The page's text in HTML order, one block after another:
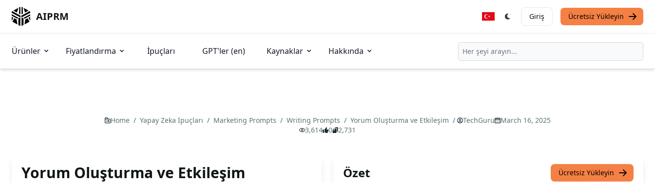
AIPRM Giriş Ücretsiz Yükleyin
Ürünler Fiyatlandırma İpuçları GPT'ler (en) Kaynaklar Hakkında
Home / Yapay Zeka İpuçları / Marketing Prompts / Writing Prompts / Yorum Oluşturma ve Etkileşim / TechGuru
March 16, 2025
3,614
0 2,731
Yorum Oluşturma ve Etkileşim Özet Ücretsiz Yükleyin